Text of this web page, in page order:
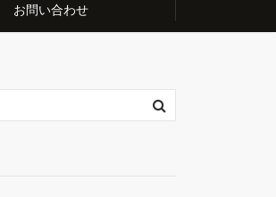
お問い合わせ